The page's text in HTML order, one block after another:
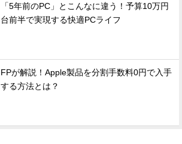
「5年前のPC」とこんなに違う！予算10万円
台前半で実現する快適PCライフ
FPが解説！Apple製品を分割手数料0円で入手
する方法とは？